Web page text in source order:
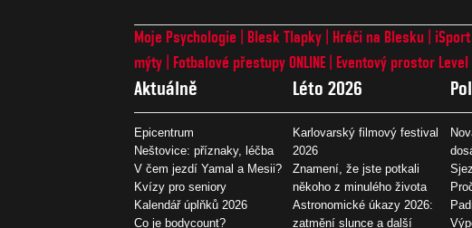
Moje Psychologie Blesk Tlapky Hráči na Blesku
mýty
Fotbalové přestupy ONLINE Eventový prostor Level
Aktuálně
Epicentrum
Neštovice: příznaky, léčba
V čem jezdí Yamal a Mesii?
Kvízy pro seniory
Kalendář úplňků 2026
Co je bodycount?
Léto 2026
Karlovarský filmový festival
2026
Znamení, že jste potkali
někoho z minulého života
Astronomické úkazy 2026:
zatmění slunce a další